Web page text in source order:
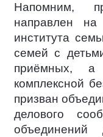
Напомним,
направлен на
института
семей с
приёмных, а
комплексной
призван
делового